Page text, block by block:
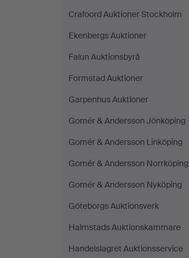
Crafoord Auktioner Stockholm
Ekenbergs Auktioner
Falun Auktionsbyrå
Formstad Auktioner
Garpenhus Auktioner
Gomér & Andersson Jönköping
Gomér & Andersson Linköping
Gomér & Andersson Norrköping
Gomér & Andersson Nyköping
Göteborgs Auktionsverk
Halmstads Auktionskammare
Handelslagret Auktionsservice